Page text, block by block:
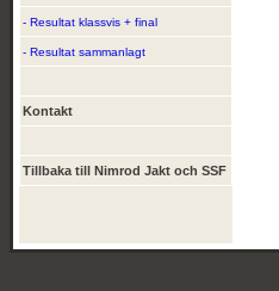
- Resultat klassvis + final
- Resultat sammanlagt
Kontakt
Tillbaka till Nimrod Jakt och SSF